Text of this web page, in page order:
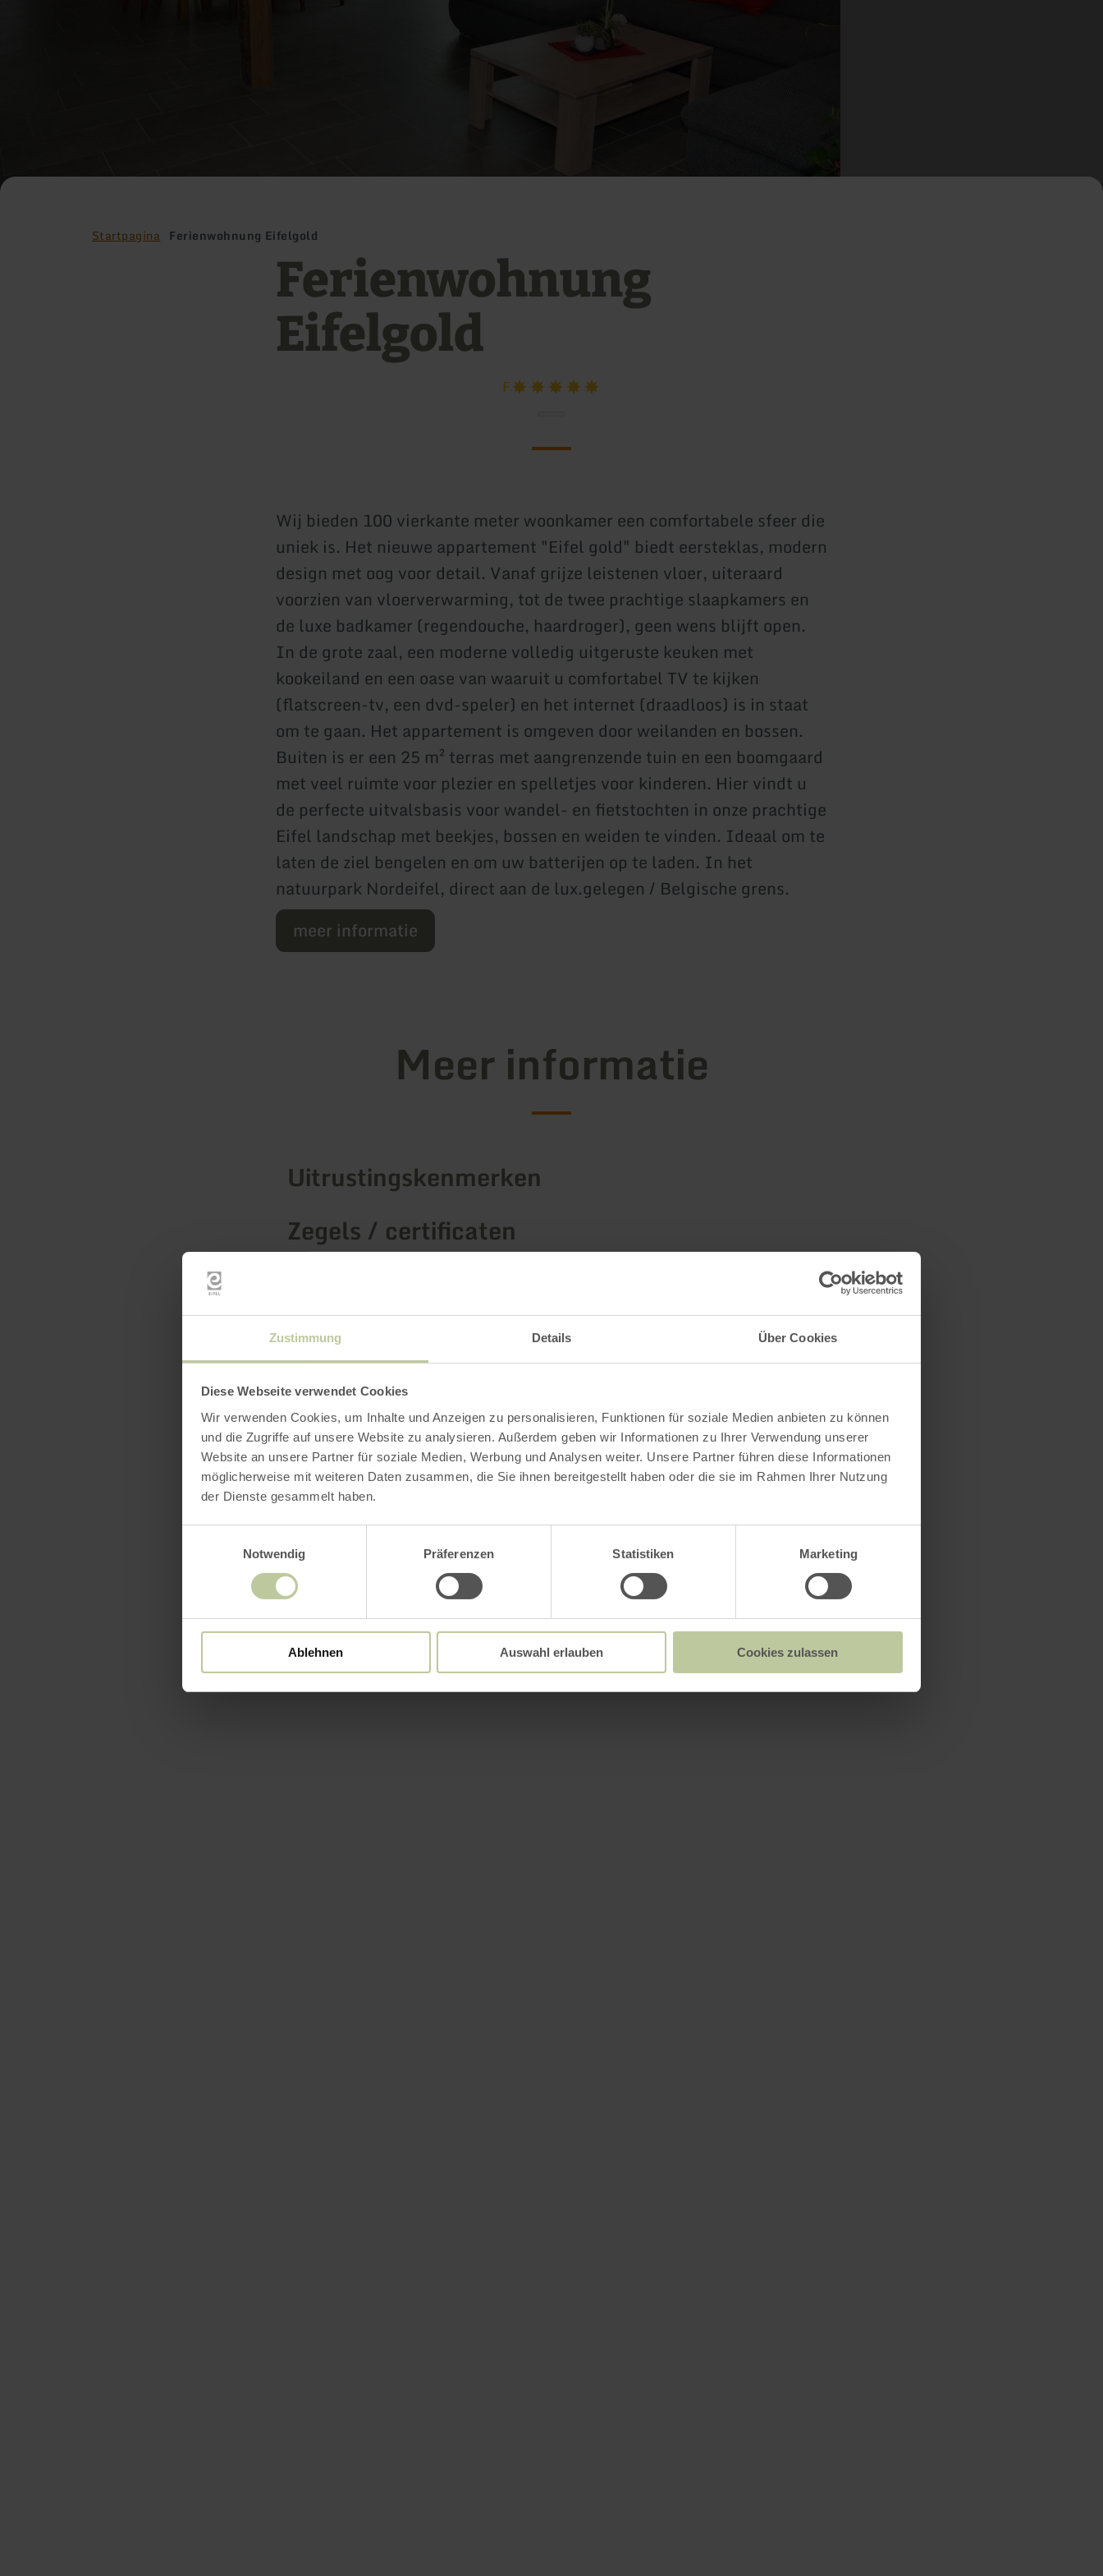
Zustimmung Details Über Cookies
Diese Webseite verwendet Cookies
Wir verwenden Cookies, um Inhalte und Anzeigen zu personalisieren, Funktionen für soziale Medien anbieten zu können
und die Zugriffe auf unsere Website zu analysieren. Außerdem geben wir Informationen zu Ihrer Verwendung unserer
Website an unsere Partner für soziale Medien, Werbung und Analysen weiter. Unsere Partner führen diese Informationen
möglicherweise mit weiteren Daten zusammen, die Sie ihnen bereitgestellt haben oder die sie im Rahmen Ihrer Nutzung
der Dienste gesammelt haben.
Notwendig
Präferenzen Statistiken Marketing
Ablehnen Auswahl erlauben Cookies zulassen
Startpagina Ferienwohnung Eifelgold
Ferienwohnung
Eifelgold
F
Wij bieden 100 vierkante meter woonkamer een comfortabele sfeer die
uniek is. Het nieuwe appartement "Eifel gold" biedt eersteklas, modern
design met oog voor detail. Vanaf grijze leistenen vloer, uiteraard
voorzien van vloerverwarming, tot de twee prachtige slaapkamers en
de luxe badkamer (regendouche, haardroger), geen wens blijft open.
In de grote zaal, een moderne volledig uitgeruste keuken met
kookeiland en een oase van waaruit u comfortabel TV te kijken
(flatscreen-tv, een dvd-speler) en het internet (draadloos) is in staat
om te gaan. Het appartement is omgeven door weilanden en bossen.
Buiten is er een 25 m² terras met aangrenzende tuin en een boomgaard
met veel ruimte voor plezier en spelletjes voor kinderen. Hier vindt u
de perfecte uitvalsbasis voor wandel- en fietstochten in onze prachtige
Eifel landschap met beekjes, bossen en weiden te vinden. Ideaal om te
laten de ziel bengelen en om uw batterijen op te laden. In het
natuurpark Nordeifel, direct aan de lux.gelegen / Belgische grens.
meer informatie
Meer informatie
Uitrustingskenmerken
Zegels / certificaten